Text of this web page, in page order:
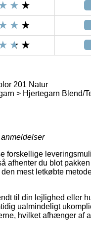
201 Natur
> Hjertegarn Blend/
anmeldelser
forskellige
afhenter du blot
mest letkøbte
til din lejlighed eller
ualmindeligt
hvilket afhænger af